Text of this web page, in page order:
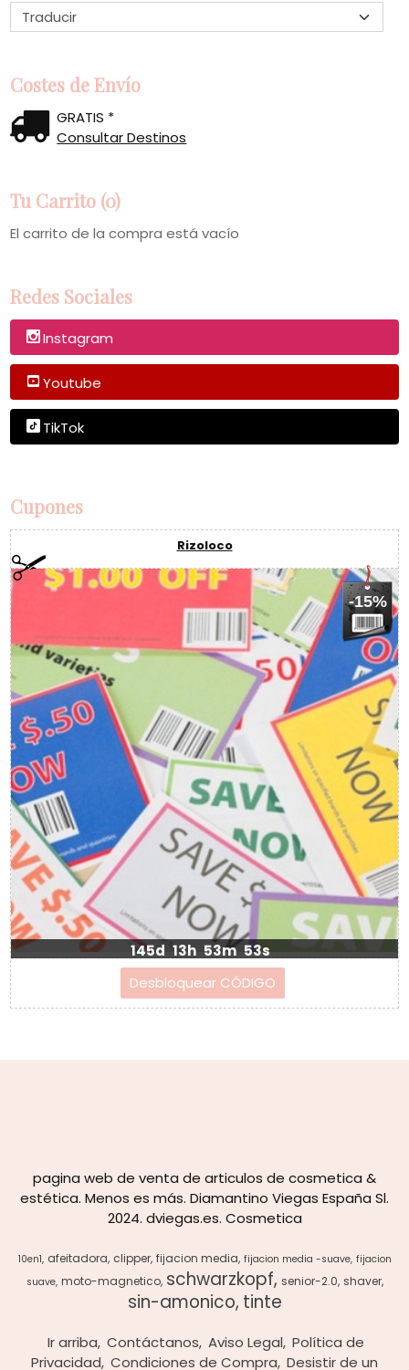
Costes de Envío
GRATIS *
Consultar Destinos
Tu Carrito (0)
El carrito de la compra está vacío
Redes Sociales
Instagram
Youtube
TikTok
Cupones
Rizoloco
-15%
145d 13h 53m 53s
pagina web de venta de articulos de cosmetica &
estética. Menos es más. Diamantino Viegas España Sl.
2024. dviegas.es. Cosmetica
10en1 afeitadora clipper fijacion media fijacion media -suave fijacion
suave moto-magnetico schwarzkopf senior-2.0 shaver
sin-amonico tinte
Ir arriba Contáctanos Aviso Legal Política de
Privacidad Condiciones de Compra Desistir de un